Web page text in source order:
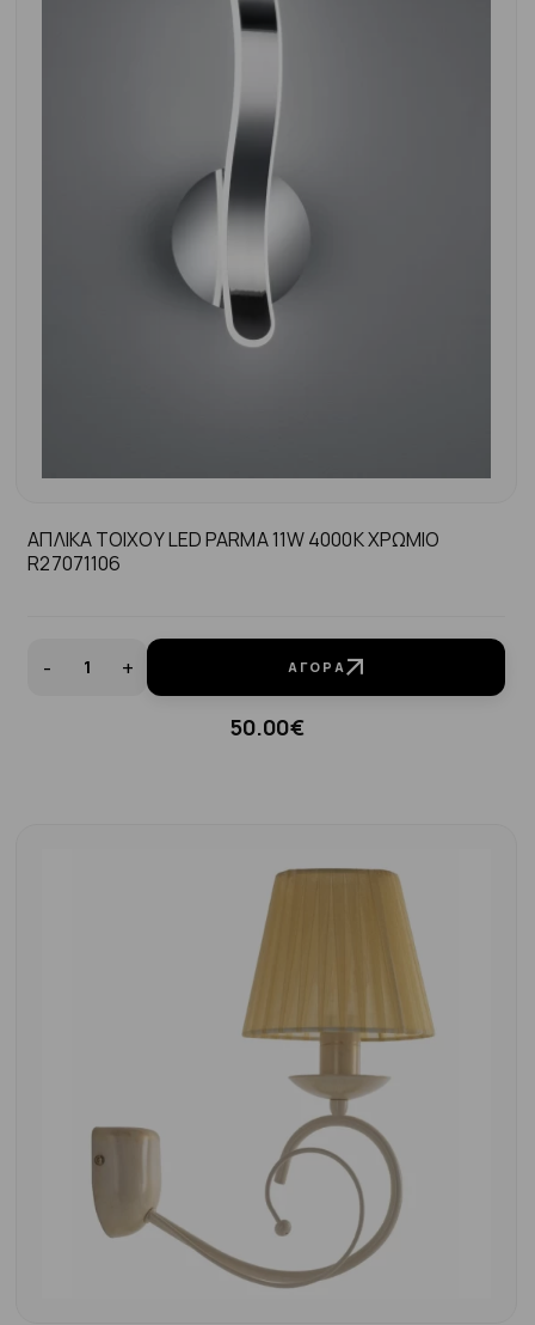
ΑΠΛΙΚΑ ΤΟΙΧΟΥ LED PARMA 11W 4000K ΧΡΩΜΙΟ
R27071106
- + ΑΓΟΡΆ
50.00€